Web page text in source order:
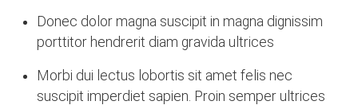
Donec dolor magna suscipit in magna dignissim
porttitor hendrerit diam gravida ultrices
Morbi dui lectus lobortis sit amet felis nec
suscipit imperdiet sapien. Proin semper ultrices